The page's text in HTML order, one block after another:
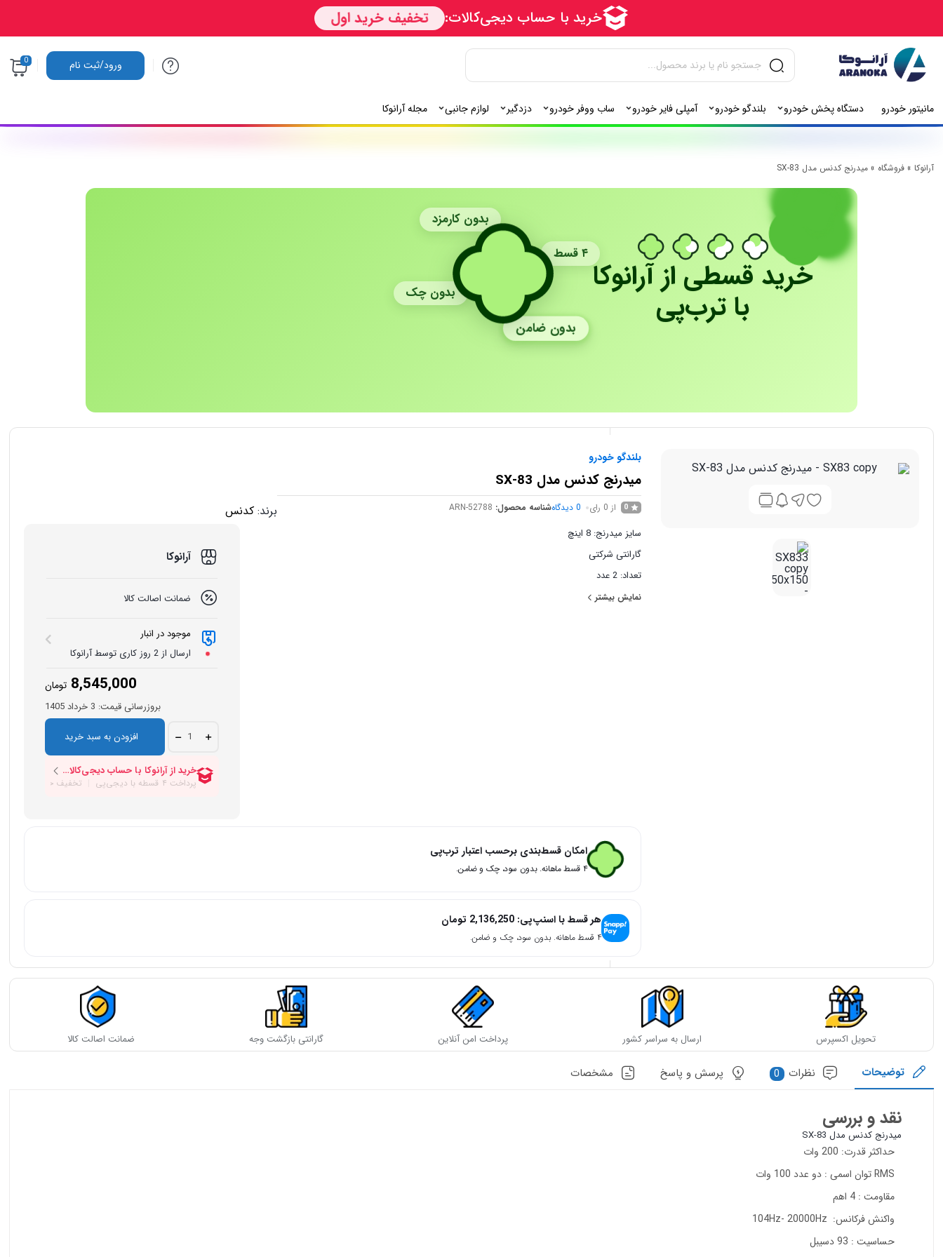
ورود/ثبت نام 0
مانیتور خودرو دستگاه پخش خودرو بلندگو خودرو آمپلی فایر خودرو ساب ووفر خودرو دزدگیر لوازم جانبی مجله آرانوکا
آرانوکا »فروشگاه »میدرنج کدنس مدل SX-83
خرید قسطی از آرانوکا
با ترب‌پی
بدون کارمزد
۴ قسط
بدون چک
بدون ضامن
بلندگو خودرو
میدرنج کدنس مدل SX-83
0 از 0 رای 0 دیدگاهشناسه محصول: ARN-52788
سایز میدرنج: 8 اینچ
گارانتی شرکتی
تعداد: 2 عدد
دارای توری محافظ
نمایش بیشتر
برند: کدنس
آرانوکا
ضمانت اصالت کالا
موجود در انبار
ارسال از 2 روز کاری توسط آرانوکا
8,545,000 تومان
بروزرسانی قیمت: 3 خرداد 1405
میدرنج
کدنس
مدل
SX-
83
quantity
افزودن به سبد خرید
امکان قسط‌بندی برحسب اعتبار ترب‌پی
۴ قسط ماهانه. بدون سود، چک و ضامن.
هر قسط با اسنپ‌پی: 2,136,250 تومان
۴ قسط ماهانه. بدون سود، چک و ضامن.
تحویل اکسپرس ارسال به سراسر کشور پرداخت امن آنلاین گارانتی بازگشت وجه ضمانت اصالت کالا
توضیحات نظرات 0 پرسش و پاسخ مشخصات
نقد و بررسی
میدرنج کدنس مدل SX-83
حداکثر قدرت: 200 وات
RMS توان اسمی : دو عدد 100 وات
مقاومت : 4 اهم
واکنش فرکانس: 104Hz- 20000Hz
حساسیت : 93 دسیبل